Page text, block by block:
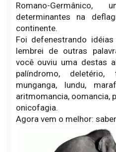
Romano-
determinantes na
continente.
Foi defenestrando
lembrei de outras
você ouviu uma destas
palíndromo, deletério,
munganga, lundu,
aritmomancia, oomancia,
onicofagia.
Agora vem o melhor: